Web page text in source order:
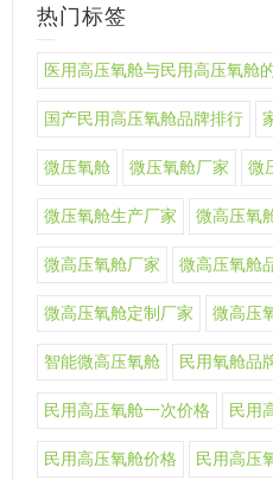
热门标签
医用高压氧舱与民用高压氧舱
国产民用高压氧舱品牌排行
微压氧舱 微压氧舱厂家 微
微压氧舱生产厂家 微高压氧
微高压氧舱厂家 微高压氧舱
微高压氧舱定制厂家 微高压
智能微高压氧舱 民用氧舱品
民用高压氧舱一次价格 民用
民用高压氧舱价格 民用高压